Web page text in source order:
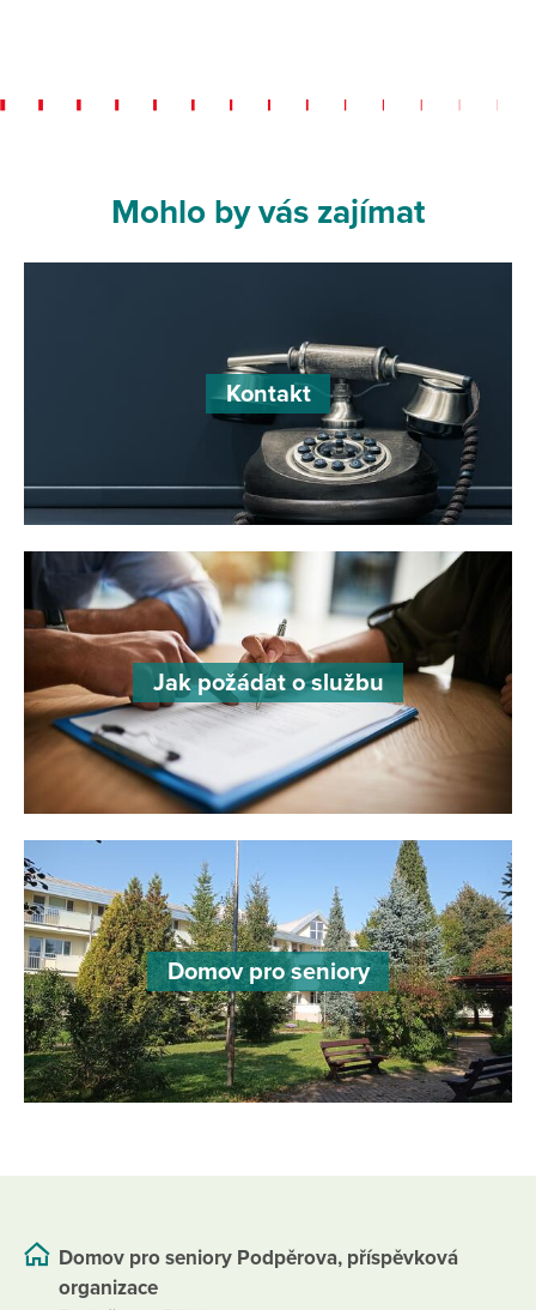
Mohlo by vás zajímat
Kontakt
Jak požádat o službu
Domov pro seniory
Domov pro seniory Podpěrova, příspěvková
organizace